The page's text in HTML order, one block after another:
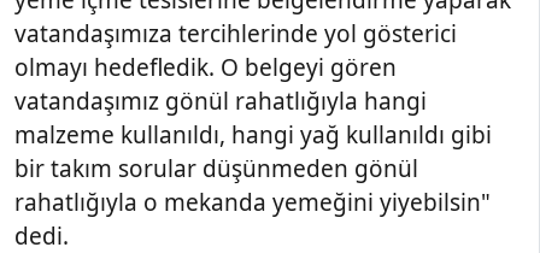
vatandaşımıza tercihlerinde yol gösterici
olmayı hedefledik. O belgeyi gören
vatandaşımız gönül rahatlığıyla hangi
malzeme kullanıldı, hangi yağ kullanıldı gibi
bir takım sorular düşünmeden gönül
rahatlığıyla o mekanda yemeğini yiyebilsin"
dedi.